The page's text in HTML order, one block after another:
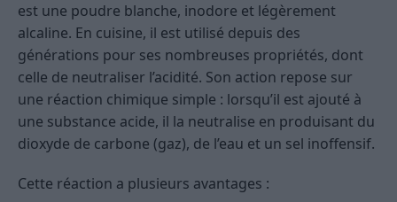
est une poudre blanche, inodore et légèrement
alcaline. En cuisine, il est utilisé depuis des
générations pour ses nombreuses propriétés, dont
celle de neutraliser l’acidité. Son action repose sur
une réaction chimique simple : lorsqu’il est ajouté à
une substance acide, il la neutralise en produisant du
dioxyde de carbone (gaz), de l’eau et un sel inoffensif.
Cette réaction a plusieurs avantages :